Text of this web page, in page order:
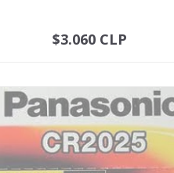
+
$3.060 CLP